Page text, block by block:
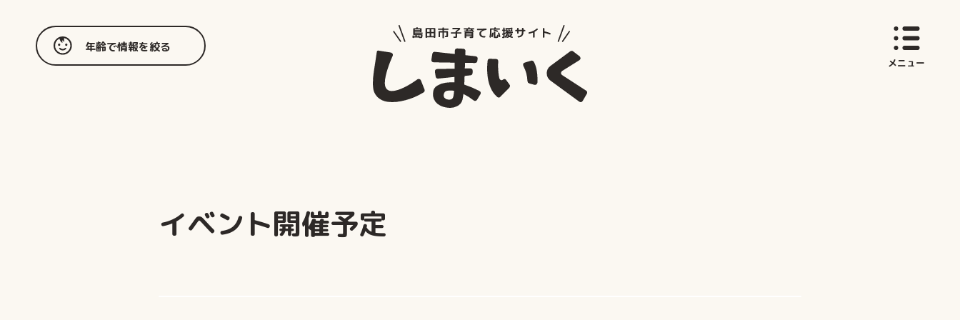
年齢で情報を絞る
メニュー
イベント開催予定